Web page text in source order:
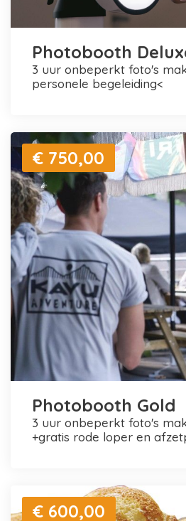
Photobooth
3 uur onbeperkt foto's maken en printen +
personele begeleiding<
€ 750,00
Photobooth Gold
3 uur onbeperkt foto's maken en printen
+gratis rode loper en
€ 600,00